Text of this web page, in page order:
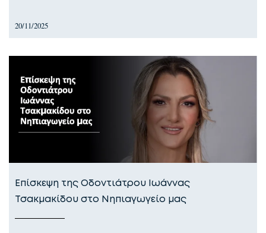
20/11/2025
Επίσκεψη της Οδοντιάτρου Ιωάννας
Τσακμακίδου στο Νηπιαγωγείο μας